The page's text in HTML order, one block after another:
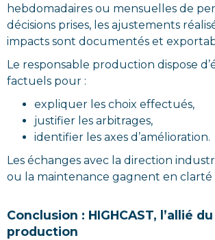
hebdomadaires ou mensuelles de
décisions prises, les ajustements
impacts sont documentés et
Le responsable production dispose
factuels pour :
expliquer les choix effectués,
justifier les arbitrages,
identifier les axes d’amélioration.
Les échanges avec la direction
ou la maintenance gagnent en clarté
Conclusion : HIGHCAST, l’allié
production